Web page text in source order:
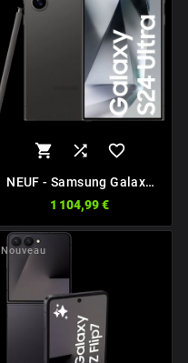
  
NEUF - Samsung Galaxy
1 104,99 €
Nouveau